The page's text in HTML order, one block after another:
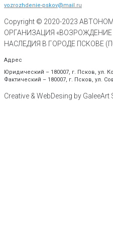
vozrozhdenie-pskov@mail.ru
Copyright © 2020-2023
ОРГАНИЗАЦИЯ
НАСЛЕДИЯ В ГОРОДЕ ПСКОВЕ
Адрес
Юридический – 180007, г. Псков, ул.
Фактический – 180007, г. Псков, ул.
Creative & WebDesing by GaleeArt